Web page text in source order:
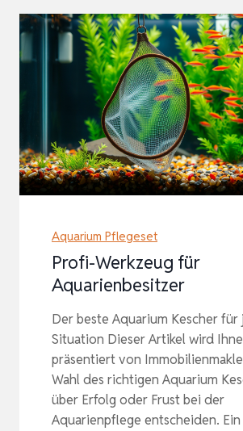
Aquarium Pflegeset
Profi-Werkzeug für
Aquarienbesitzer
Der beste Aquarium Kescher für
Situation Dieser Artikel wird
präsentiert von
Wahl des richtigen Aquarium
über Erfolg oder Frust bei der
Aquarienpflege entscheiden.